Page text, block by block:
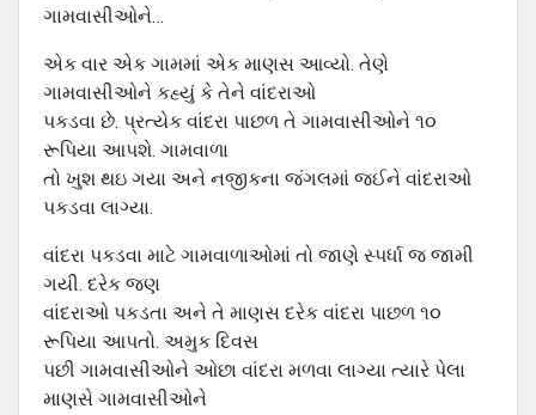
ગામવાસીઓને…
એક વાર એક ગામમાં એક માણસ આવ્યો. તેણે
ગામવાસીઓને કહ્યું કે તેને વાંદરાઓ
પકડવા છે. પ્રત્યેક વાંદરા પાછળ તે ગામવાસીઓને ૧૦
રૂપિયા આપશે. ગામવાળા
તો ખુશ થઇ ગયા અને નજીકના જંગલમાં જઈને વાંદરાઓ
પકડવા લાગ્યા.
વાંદરા પકડવા માટે ગામવાળાઓમાં તો જાણે સ્પર્ધા જ જામી
ગયી. દરેક જણ
વાંદરાઓ પકડતા અને તે માણસ દરેક વાંદરા પાછળ ૧૦
રૂપિયા આપતો. અમુક દિવસ
પછી ગામવાસીઓને ઓછા વાંદરા મળવા લાગ્યા ત્યારે પેલા
માણસે ગામવાસીઓને